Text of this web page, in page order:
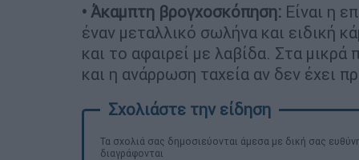
• Άκαμπτη βρογχοσκόπηση: Είναι η
έναν μεταλλικό σωλήνα και ειδική
και το αφαιρεί με λαβίδα. Στα μικρά
και η ανάρρωση ταχεία αν δεν έχει
Τα σχολιά σας δημοσιεύονται άμεσα με δική σας
διαγράφονται